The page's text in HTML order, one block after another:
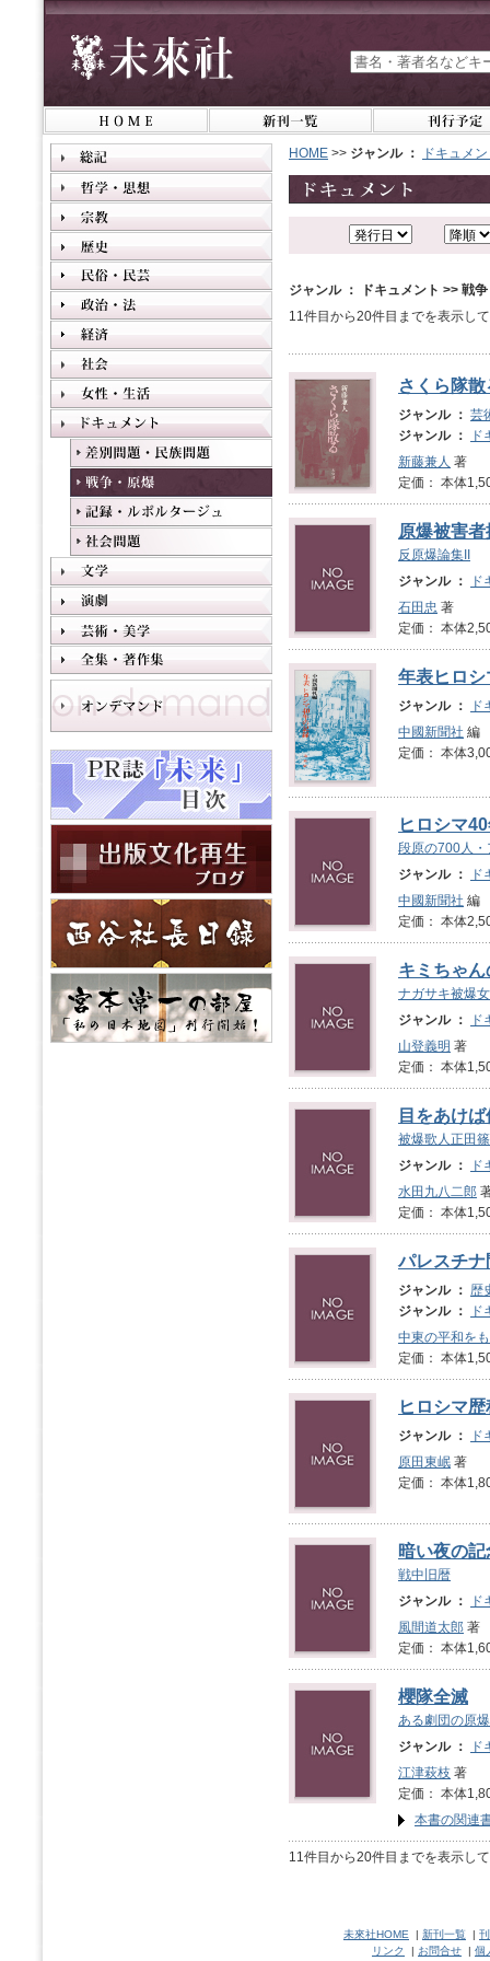
HOME >> ジャンル ： ドキュメ
ジャンル ： ドキュメント >> 戦
11件目から20件目までを表示し
さくら隊散
ジャンル ： 芸
ジャンル ：
ド
新藤兼人 著
定価： 本体
原爆被害
反原爆論集II
ジャンル ：
ド
石田忠 著
定価： 本体
年表ヒロ
ジャンル ：
ド
中國新聞社 編
定価： 本体
ヒロシマ
段原の700人・
ジャンル ：
ド
中國新聞社 編
定価： 本体
キミちゃん
ナガサキ被爆
ジャンル ：
ド
山登義明 著
定価： 本体
目をあけ
被爆歌人正田
ジャンル ：
ド
水田九八二郎
定価： 本体
パレスチ
ジャンル ： 歴
ジャンル ：
ド
中東の平和を
定価： 本体
ヒロシマ
ジャンル ：
ド
原田東岷 著
定価： 本体
暗い夜の記
戦中旧暦
ジャンル ：
ド
風間道太郎 著
定価： 本体
櫻隊全滅
ある劇団の原
ジャンル ：
ド
江津萩枝 著
定価： 本体
本書の関連
11件目から20件目までを表示し
未來社HOME | 新刊一覧 |
リンク
| お問合せ | 個